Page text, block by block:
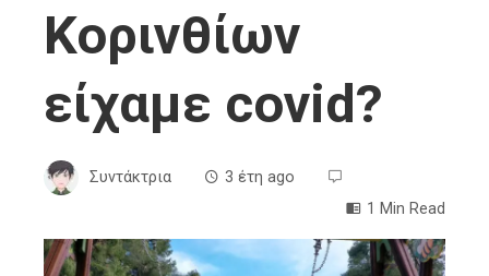
Κορινθίων
είχαμε covid?
Συντάκτρια
3 έτη ago
1 Min Read